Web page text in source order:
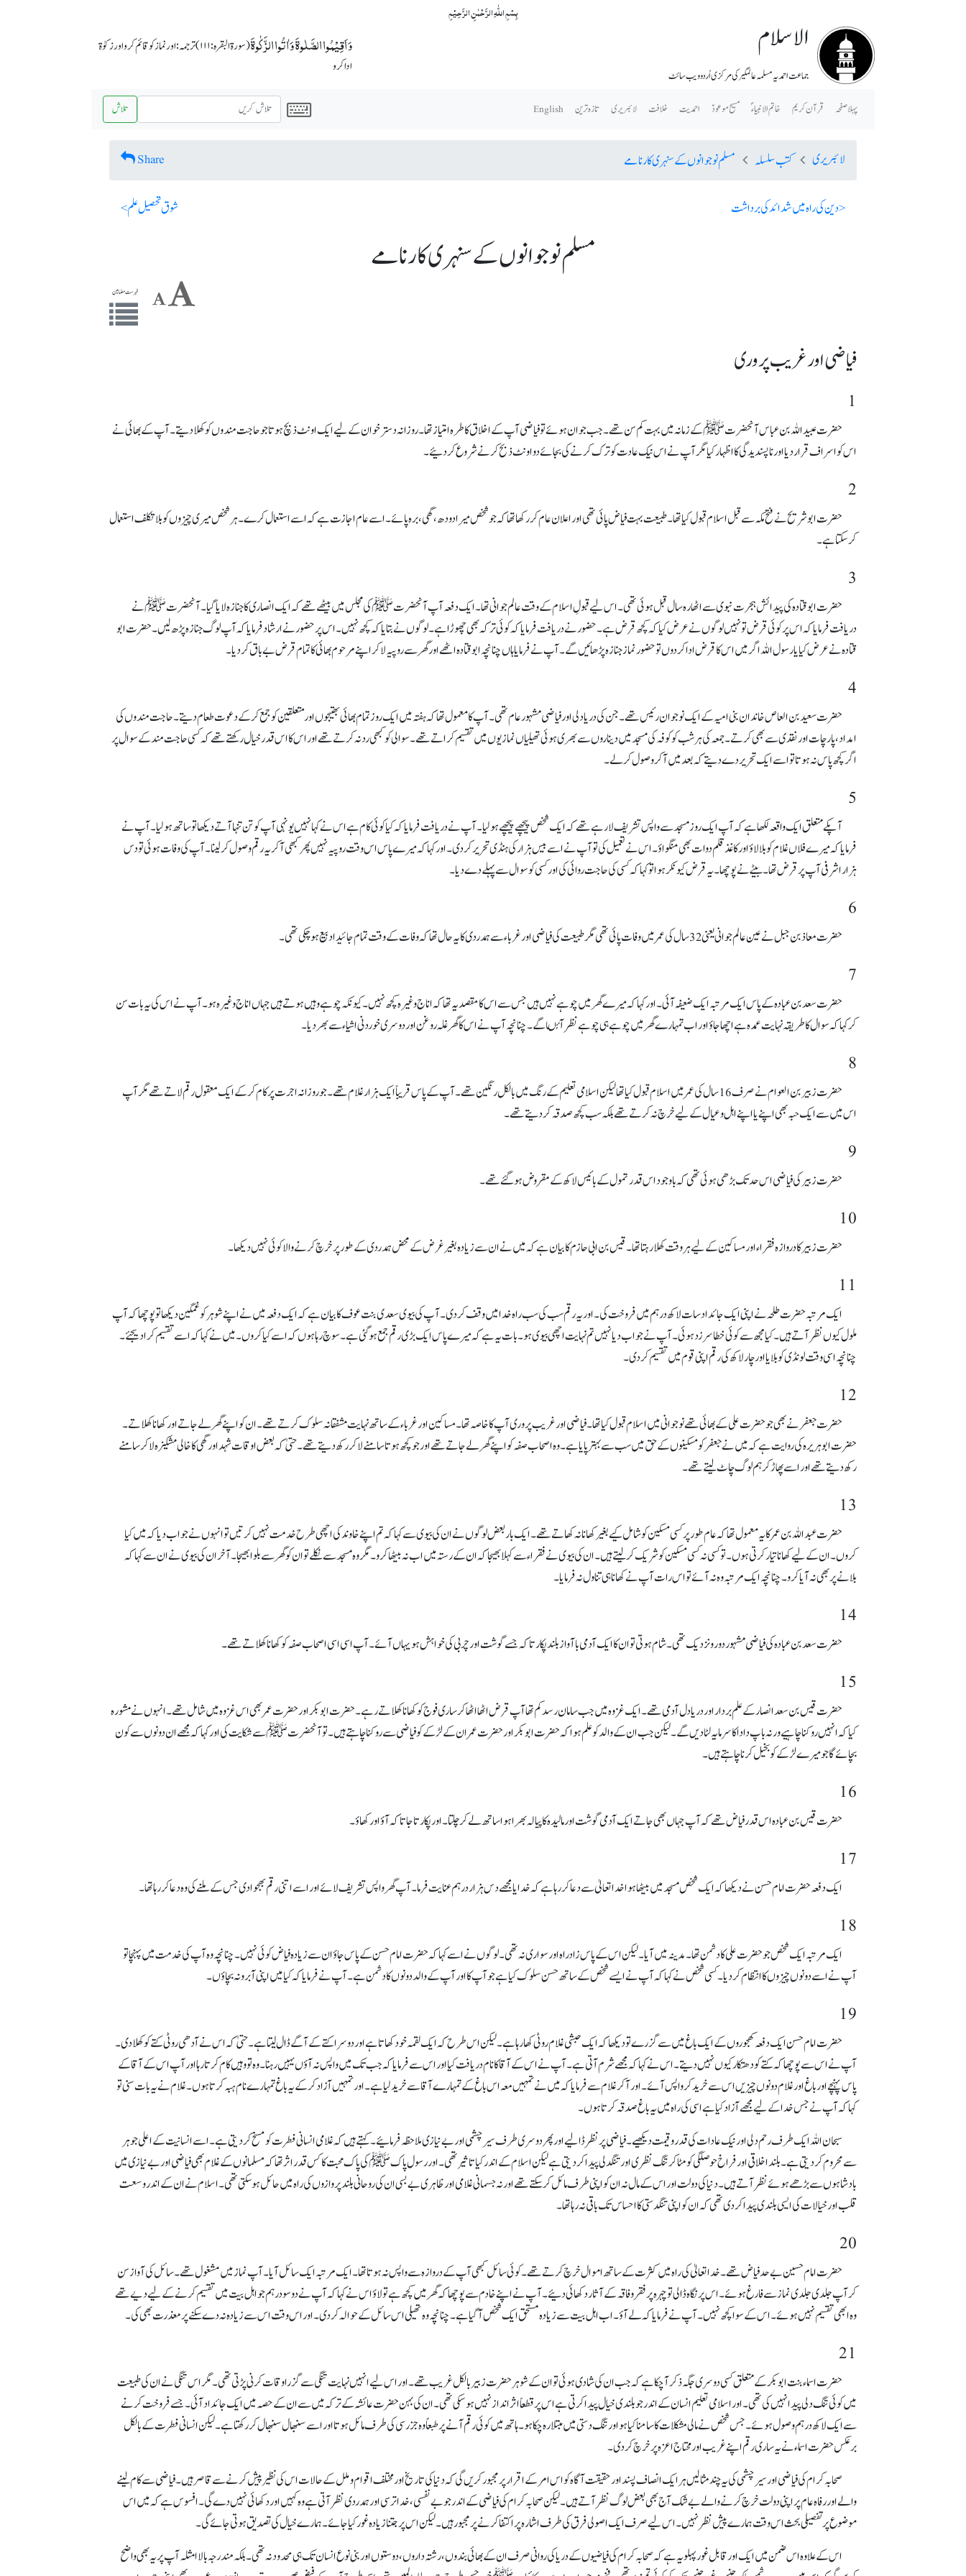
بِسۡمِ اللّٰہِ الرَّحۡمٰنِ الرَّحِیۡمِ
الاسلام
جماعت احمدیہ مسلمہ عالمگیر کی مرکزی اُردو ویب سائٹ
وَ اَقِیۡمُوا الصَّلٰوۃَ وَ اٰتُوا الزَّکٰوۃَ
(سورة البقرہ: ۱۱۱) ترجمہ: اور نماز کو قائم کرو اور زکوٰة
ادا کرو
پہلا صفحہ قرآن کریم خاتم الانبیاء ؐ مسیح موعودؑ احمدیت خلافت لائبریری تازہ ترین English تلاش
لائبریری کتب سلسلہ مسلم نوجوانوں کے سنہری کارنامے Share
< دین کی راہ میں شدائد کی برداشت شوق تحصیل علم >
مسلم نوجوانوں کے سنہری کارنامے
فہرست مضامین
فیاضی اور غریب پروری
1
حضرت عبید اللہ بن عباس آنحضرتﷺ کے زمانہ میں بہت کم سن تھے۔ جب جوان ہوئے تو فیاضی آپ کے اخلاق کا طرہ امتیاز تھا۔ روزانہ دسترخوان کے لیے ایک اونٹ ذبچ ہوتا جو حاجت مندوں کو کھلا دیتے۔ آپ کے بھائی نے
اس کو اسراف قرار دیا اور ناپسندیدگی کا اظہار کیا مگر آپ نے اس نیک عادت کو ترک کرنے کی بجائے دو اونٹ ذبح کرنے شروع کردئیے۔
2
حضرت ابو شریح نے فتح مکہ سے قبل اسلام قبول کیا تھا۔ طبیعت بہت فیاض پائی تھی اور اعلان عام کر رکھا تھا کہ جو شخص میرا دودھ، گھی، برہ پائے۔ اسے عام اجازت ہے کہ اسے استعمال کرے۔ ہر شخص میری چیزوں کو بلاتکلف استعمال
کرسکتا ہے۔
3
حضرت ابوقتادہ کی پیدائش ہجرت نبوی سے اٹھارہ سال قبل ہوئی تھی۔ اس لیے قبولِ اسلام کے وقت عالم جوانی تھا۔ ایک دفعہ آپ آنحضرتﷺ کی مجلس میں بیٹھے تھے کہ ایک انصاری کا جنازہ لایا گیا۔ آنحضرتﷺ نے
دریافت فرمایا کہ اس پر کوئی قرض تو نہیں لوگوں نے عرض کیا کہ کچھ قرض ہے۔ حضور نے دریافت فرمایا کہ کوئی ترکہ بھی چھوڑا ہے۔ لوگوں نے بتایا کہ کچھ نہیں۔ اس پر حضور نے ارشاد فرمایا کہ آپ لوگ جنازہ پڑھ لیں۔ حضرت ابو
قتادہ نے عرض کیا یا رسول اللہ اگر میں اس کا قرض ادا کردوں تو حضور نماز جنازہ پڑھائیں گے۔ آپ نے فرمایا ہاں چنانچہ ابوقتادہ اٹھے اور گھر سے روپیہ لاکر اپنے مرحوم بھائی کا تمام قرض بے باق کردیا۔
4
حضرت سعید بن العاص خاندان بنی امیہ کے ایک نوجوان رئیس تھے۔ جن کی دریادلی اور فیاضی مشہور عام تھی۔ آپ کا معمول تھاکہ ہفتہ میں ایک روز تمام بھائی بھتیجوں اور متعلقین کو جمع کر کے دعوت طعام دیتے۔ حاجت مندوں کی
امداد، پارچات اور نقدی سے بھی کرتے۔ جمعہ کی ہر شب کو کوفہ کی مسجد میں دیناروں سے بھری ہوئی تھیلیاں نمازیوں میں تقسیم کراتے تھے۔ سوالی کو کبھی رد نہ کرتے تھے اور اس کا اس قدر خیال رکھتے تھے کہ کسی حاجت مند کے سوال پر
اگر کچھ پاس نہ ہوتا تو اسے ایک تحریر دے دیتے کہ بعد میں آکر وصول کرلے۔
5
آپکے متعلق ایک واقعہ لکھا ہے کہ آپ ایک روز مسجد سے واپس تشریف لا رہے تھے کہ ایک شخص پیچھے پیچھے ہولیا۔ آپ نے دریافت فرمایا کہ کیا کوئی کام ہے اس نے کہا نہیں یونہی آپ کو تن تنہا آتے دیکھا تو ساتھ ہولیا۔ آپ نے
فرمایا کہ میرے فلاں غلام کو بلا لاؤ اورکاغذ قلم دوات بھی منگواؤ۔ اس نے تعمیل کی تو آپ نے اسے بیس ہزار کی ہنڈی تحریر کردی۔ اور کہا کہ میرے پاس اس وقت روپیہ نہیں پھر کبھی آکر یہ رقم وصول کرلینا۔ آپ کی وفات ہوئی تو دس
ہزار اشرفی آپ پر قرض تھا۔ بیٹے نے پوچھا۔ یہ قرض کیونکرہوا تو کہا کہ کسی کی حاجت روائی کی اورکسی کو سوال سے پہلے دے دیا۔
6
حضرت معاذ بن جبل نے عین عالم جوانی یعنی 32 سال کی عمر میں وفات پائی تھی مگر طبیعت کی فیاضی اور غرباء سے ہمدردی کا یہ حال تھا کہ وفات کے وقت تمام جائیداد بیع ہو چکی تھی۔
7
حضرت سعد بن عبادہ کے پاس ایک مرتبہ ایک ضعیفہ آئی۔ اور کہا کہ میرے گھر میں چوہے نہیں ہیں جس سے اس کا مقصد یہ تھا کہ اناج وغیرہ کچھ نہیں۔ کیونکہ چوہے وہیں ہوتے ہیں جہاں اناج وغیرہ ہو۔ آپ نے اس کی یہ بات سن
کر کہا کہ سوال کا طریقہ نہایت عمدہ ہے اچھا جاؤ اور اب تمہارے گھر میں چوہے ہی چوہے نظر آئںا گے۔ چنانچہ آپ نے اس کا گھر غلہ روغن اور دوسری خوردنی اشیاء سے بھر دیا۔
8
حضرت زبیر بن العوام نے صرف 16 سال کی عمر میں اسلام قبول کیا تھا لیکن اسلامی تعلیم کے رنگ میں بالکل رنگین تھے۔ آپ کے پاس قریباً ایک ہزار غلام تھے۔ جو روزانہ اجرت پر کام کرکے ایک معقول رقم لاتے تھے مگر آپ
اس میں سے ایک حبہ بھی اپنے یا اپنے اہل و عیال کے لیے خرچ نہ کرتے تھے بلکہ سب کچھ صدقہ کر دیتے تھے۔
9
حضرت زبیرکی فیاضی اس حد تک بڑھی ہوئی تھی کہ باوجود اس قدر تمول کے بائیس لاکھ کے مقروض ہوگئے تھے۔
10
حضرت زبیر کا دروازہ فقراء اور مساکین کے لیے ہر وقت کھلا رہتا تھا۔ قیس بن ابی حازم کا بیان ہے کہ میں نے ان سے زیادہ بغیر غرض کے محض ہمدردی کے طور پر خرچ کرنے والا کوئی نہیں دیکھا۔
11
ایک مرتبہ حضرت طلحہ نے اپنی ایک جائداد سات لاکھ درہم میں فروخت کی۔ اور یہ رقم سب کی سب راہ خدا میں وقف کردی۔ آ پ کی بیوی سعدی بنت عوف کا بیان ہے کہ ایک دفعہ میں نے اپنے شوہر کو غمگین دیکھا تو پوچھا کہ آپ
ملول کیوں نظر آتے ہیں۔ کیا مجھ سے کوئی خطا سرزد ہوئی۔ آپ نے جواب دیا نہیں تم نہایت اچھی بیوی ہو۔ بات یہ ہے کہ میرے پاس ایک بڑی رقم جمع ہوگئی ہے۔ سوچ رہاہوں کہ اسے کیا کروں۔ میں نے کہا کہ اسے تقسیم کرادیجئے۔
چنانچہ اسی وقت لونڈی کو بلایا اور چار لاکھ کی رقم اپنی قوم میں تقسیم کردی۔
12
حضرت جعفر نے بھی جو حضرت علی کے بھائی تھے نوجوانی میں اسلام قبول کیا تھا۔ فیاضی اور غریب پروری آپ کا خاصہ تھا۔ مساکین اور غرباء کے ساتھ نہایت مشفقانہ سلوک کرتے تھے۔ ان کو اپنے گھر لے جاتے اور کھانا کھلاتے۔
حضرت ابو ہریرہ کی روایت ہے کہ میں نے جعفر کو مسکینوں کے حق میں سب سے بہتر پایا ہے۔ وہ اصحاب صفہ کو اپنے گھر لے جاتے تھے اور جو کچھ ہوتا سامنے لاکر رکھ دیتے تھے۔ حتیٰ کہ بعض اوقات شہد اور گھی کا خالی مشکیزہ لاکر سامنے
رکھ دیتے تھے اور اسے پھاڑ کر ہم لوگ چاٹ لیتے تھے۔
13
حضرت عبداللہ بن عمر کا یہ معمول تھا کہ عام طور پر کسی مسکین کو شامل کیے بغیر کھانا نہ کھاتے تھے۔ ایک بار بعض لوگوں نے ان کی بیوی سے کہا کہ تم اپنے خاوند کی اچھی طرح خدمت نہیں کرتیں تو انہوں نے جواب دیا کہ میں کیا
کروں۔ ان کے لیے کھانا تیار کرتی ہوں۔ تو کسی نہ کسی مسکین کو شریک کرلیتے ہیں۔ ان کی بیوی نے فقراء سے کہلا بھیجا کہ ان کے رستہ میں اب نہ بیٹھا کرو۔ مگر وہ مسجد سے نکلے تو ان کو گھر سے بلوا بھیجا۔ آخر ان کی بیوی نے ان سے کہا کہ
بلانے پر بھی نہ آیا کرو۔ چنانچہ ایک مرتبہ وہ نہ آئے تو اس رات آپ نے کھانا ہی تناول نہ فرمایا۔
14
حضرت سعد بن عبادہ کی فیاضی مشہور دور و نزدیک تھی۔ شام ہوتی تو ان کا ایک آدمی باآواز بلند پکارتا کہ جسے گوشت اور چربی کی خواہش ہو یہاں آئے۔ آپ اسی اسی اصحاب صفہ کو کھانا کھلاتے تھے۔
15
حضرت قیس بن سعد انصار کے علم بردار اور دریا دل آدمی تھے۔ ایک غزوہ میں جب سامان رسد کم تھا آپ قرض اٹھا اٹھا کر ساری فوج کو کھانا کھلاتے رہے۔ حضرت ابوبکر اور حضرت عمر بھی اس غزوہ میں شامل تھے۔ انہوں نے مشورہ
کیا کہ انہیں روکنا چاہیے ورنہ باپ دادا کا سرمایہ لٹا دیں گے۔ لیکن جب ان کے والد کو علم ہوا کہ حضرت ابوبکراور حضرت عمر ان کے لڑکے کو فیاضی سے روکنا چاہتے ہیں۔ تو آنحضرتﷺ سے شکایت کی اور کہا کہ مجھے ان دونوں سے کون
بچائے گاجو میرے لڑکے کو بخیل کرنا چاہتے ہیں۔
16
حضرت قیس بن عبادہ اس قدر فیاض تھے کہ آپ جہاں بھی جاتے ایک آدمی گوشت اور مالیدہ کا پیالہ بھرا ہوا ساتھ لے کر چلتا۔ اور پکارتا جاتا کہ آؤ اور کھاؤ۔
17
ایک دفعہ حضرت امام حسن نے دیکھا کہ ایک شخص مسجد میں بیٹھا ہوا خدا تعالیٰ سے دعا کر رہا ہے کہ خدایا مجھے د س ہزار درہم عنایت فرما۔ آپ گھر واپس تشریف لائے اور اسے اتنی رقم بھجوا دی جس کے ملنے کی و ہ دعا کر رہا تھا۔
18
ایک مرتبہ ایک شخص جو حضرت علی کا دشمن تھا۔ مدینہ میں آیا۔ لیکن اس کے پاس زادراہ اور سواری نہ تھی۔ لوگوں نے اسے کہا کہ حضرت امام حسن کے پاس جاؤ ان سے زیادہ فیاض کوئی نہیں۔ چنانچہ وہ آپ کی خدمت میں پہنچا تو
آپ نے اسے دونوں چیزوں کا انتظام کر دیا۔ کسی شخص نے کہا کہ آپ نے ایسے شخص کے ساتھ حسن سلوک کیا ہے جو آپ کا اور آپ کے والد دونوں کا دشمن ہے۔ آپ نے فرمایا کہ کیا میں اپنی آبرو نہ بچاؤں۔
19
حضرت امام حسن ایک دفعہ کھجوروں کے ایک باغ میں سے گزرے تو دیکھا کہ ایک حبشی غلام روٹی کھا رہا ہے۔ لیکن اس طرح کہ ایک لقمہ خود کھاتا ہے اور دوسرا کتے کے آگے ڈال لیتا ہے۔ حتیٰ کہ اس نے آدھی روٹی کتے کو کھلا دی۔
آپ نے اس سے پوچھا کہ کتے کو دھتکار کیوں نہیں دیتے۔ اس نے کہا کہ مجھے شرم آتی ہے۔ آپ نے اس کے آقا کا نام دریافت کیا اور اس سے فرمایا کہ جب تک میں واپس نہ آؤں یہیں رہنا۔ وہ تو وہیں کام کرتا رہا اور آپ اس کے آقا کے
پاس پہنچے اور باغ اور غلام دونوں چیزیں اس سے خرید کر واپس آئے۔ اور آکر غلام سے فرمایا کہ میں نے تمہیں معہ اس باغ کے تمہارے آقا سے خرید لیا ہے۔ اور تمہیں آزاد کرکے یہ باغ تمہارے نام ہبہ کرتا ہوں۔ غلام نے یہ بات سنی تو
کہا کہ آپ نے جس خدا کے لیے مجھے آزاد کیا ہے اسی کی راہ میں یہ باغ صدقہ کرتا ہوں۔
سبحان اللہ ایک طرف رحم دلی اور نیک عادات کی قدر و قیمت دیکھیے۔ فیاضی پر نظر ڈالیے اور پھر دوسری طرف سیر چشمی اور بے نیازی ملاحظہ فرمائیے۔ کہتے ہیں کہ غلامی انسانی فطرت کو مسخ کر دیتی ہے۔ اسے انسانیت کے اعلی جوہر
سے محروم کر دیتی ہے۔ بلند اخلاقی اور فراخ حوصلگی کو مٹا کر تنگ نظری اور تنگدلی پیدا کر دیتی ہے لیکن اسلام کے اندر کیا تاثیر تھی۔ اور رسول پاکﷺ کی پاک محبت کا کس قدر اثر تھا کہ مسلمانوں کے غلام بھی فیاضی اور بے نیازی میں
بادشاہوں سے بڑھے ہوئے نظر آتے ہیں۔ دنیا کی دولت اور اس کے مال نہ ان کو اپنی طرف مائل کرسکتے تھے اور نہ جسمانی غلامی اور ظاہری بے بسی ان کی روحانی بلند پروازوں کی راہ میں حائل ہوسکتی تھی۔ اسلام نے ان کے اندر وسعت
قلب اور خیالات کی ایسی بلندی پیدا کر دی تھی کہ ان کو اپنی تنگدستی کا احساس تک باقی نہ رہا تھا۔
20
حضرت امام حسین بے حد فیاض تھے۔ خدا تعالیٰ کی راہ میں کثرت کے ساتھ اموال خرچ کرتے تھے۔ کوئی سائل کبھی آپ کے دروازہ سے واپس نہ ہوتا تھا۔ ایک مرتبہ ایک سائل آیا۔ آپ نماز میں مشغول تھے۔ سائل کی آواز سن
کر آپ جلدی جلدی نماز سے فارغ ہوئے۔ اس پر نگاہ ڈالی تو چہرہ پرفقروفاقہ کے آثار دکھائی دئیے۔ آ پ نے اپنے خادم سے پوچھا کہ گھر میں کچھ ہے تو لاؤ اس نے کہا کہ آپ نے دو سو درہم جو اہل بیت میں تقسیم کرنے کے لیے دیے تھے
وہ ابھی تقسیم نہیں ہوئے۔ اس کے سوا کچھ نہیں۔ آپ نے فرمایا کہ لے آؤ۔ اب اہل بیت سے زیادہ مستحق ایک شخص آگیا ہے۔ چنانچہ وہ تھیلی اس سائل کے حوالہ کردی۔ اور اس وقت اس سے زیادہ نہ دے سکنے پر معذرت بھی کی۔
21
حضرت اسماء بنت ابوبکر کے متعلق کسی دوسری جگہ ذکر آچکا ہے کہ جب ان کی شادی ہوئی تو ان کے شوہرحضرت زبیر بالکل غریب تھے۔ اور اس لیے انہیں نہایت تنگی سے گزراوقات کرنی پڑتی تھی۔ مگر اس تنگی نے ان کی طبیعت
میں کوئی تنگ دلی پیدا نہیں کی تھی۔ اور اسلامی تعلیم انسان کے اندر جو بلندی خیال پیدا کرتی ہے اس پر قطعاً اثر انداز نہیں ہوسکی تھی۔ ان کی بہن حضرت عائشہ کے ترکہ میں سے ان کے حصہ میں ایک جائداد آئی۔ جسے فروخت کرنے
سے ایک لاکھ درہم وصول ہوئے۔ جس شخص نے مالی مشکلات کا سامنا کیا ہو اور تنگ دستی میں مبتلا رہ چکاہو۔ ہاتھ میں کوئی رقم آنے پر طبعاً وہ جزرسی کی طرف مائل ہوتا اور اسے سنبھال سنبھال کر رکھتا ہے۔ لیکن انسانی فطرت کے بالکل
برعکس حضرت اسماء نے یہ ساری رقم اپنے غریب اور محتاج اعزہ پر خرچ کردی۔
صحابہ کرام کی فیاضی اور سیر چشمی کی یہ چند مثالیں ہر ایک انصاف پسند اور حقیقت آگاہ کو اس امر کے اقرار پر مجبور کریں گی کہ دنیا کی تاریخ اور مختلف اقوام و ملل کے حالات اس کی نظیر پیش کرنے سے قاصر ہیں۔ فیاضی سے کام لینے
والے اور رفاہ عام پر اپنی دولت خرچ کرنے والے بے شک آج بھی بعض لوگ نظر آتے ہیں۔ لیکن صحابہ کرام کی فیاضی کے اندر جو بے نفسی، خدا ترسی اور ہمدردی نظر آتی ہے وہ کہیں اور دکھائی نہیں دے گی۔ افسو س ہے کہ میں اس
موضوع پر تفصیلی بحث اس وقت ہمارے پیش نظر نہیں۔ اس لیے صرف ایک اصولی فرق کی طرف اشارہ پر اکتفا کرنے پر مجبور ہیں۔ لیکن اس پر جتنا زیادہ غور کیا جائے۔ ہمارے خیال کی تصدیق ہوتی جائے گی۔
اس کے علاوہ اس ضمن میں ایک اور قابل غور پہلو یہ ہے کہ صحابہ کرام کی فیاضیوں کے دریا کی روانی صرف ان کے بھائی بندوں، رشتہ داروں، دوستوں اور بنی نوع انسان تک ہی محدود نہ تھی۔ بلکہ مندرجہ بالا امثلہ آپ پر یہ بھی واضح